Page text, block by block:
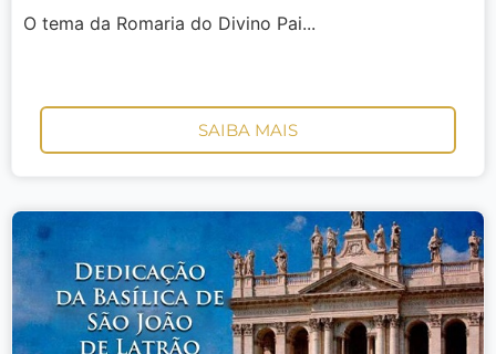
O tema da Romaria do Divino Pai...
SAIBA MAIS